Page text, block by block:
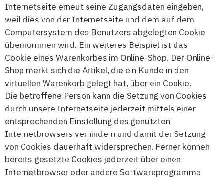
Internetseite erneut seine Zugangsdaten eingeben,
weil dies von der Internetseite und dem auf dem
Computersystem des Benutzers abgelegten Cookie
übernommen wird. Ein weiteres Beispiel ist das
Cookie eines Warenkorbes im Online-Shop. Der Online-
Shop merkt sich die Artikel, die ein Kunde in den
virtuellen Warenkorb gelegt hat, über ein Cookie.
Die betroffene Person kann die Setzung von Cookies
durch unsere Internetseite jederzeit mittels einer
entsprechenden Einstellung des genutzten
Internetbrowsers verhindern und damit der Setzung
von Cookies dauerhaft widersprechen. Ferner können
bereits gesetzte Cookies jederzeit über einen
Internetbrowser oder andere Softwareprogramme